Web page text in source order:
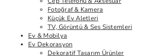
Fotoğraf & Kamera
Küçük Ev Aletleri
TV, Görüntü & Ses Sistemleri
Ev & Mobilya
Ev Dekorasyon
Dekoratif Tasarım Ürünler